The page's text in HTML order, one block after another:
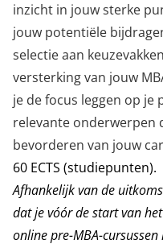
inzicht in jouw sterke
jouw potentiële
selectie aan
versterking van jouw
je de focus leggen op je
relevante onderwerpen
bevorderen van jouw
60 ECTS (studiepunten).
Afhankelijk van de
dat je vóór de start van
online pre-MBA-cursussen